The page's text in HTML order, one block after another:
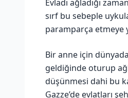
Evladı ağladığı
sırf bu sebeple
paramparça etmeye
Bir anne için
geldiğinde oturup
düşünmesi dahi bu
Gazze’de evlatları